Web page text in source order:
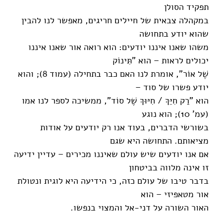
תפקיד הסולן
במקהלה צבאית של חיילים חריגים, מאפשר לנו להבין
שהוא יודע בתחושה
משהו שאנו איננו יודעים: הוא רואה אור שאנו איננו
יכולים לראות – הוא "תִּינוֹק
שֶׁל אוֹר", אומרת לנו האם כבר בתחילה (עמוד 8); והוא
יודע פשרו של סוד –
הוא "רַק חִיֵּךְ / חִיּוּךְ שֶׁל סוֹד", ממשיכה לספר לנו אמו
(עמ' 10); הוא נוגע
בשורשי הדברים, בעוד אנו רק יודעים על אודות
מציאותם. התחושה היא שגם
אם אנו יודעים שיש עולם שאיננו מכירים – עדיין ידיעה
זו אינה מלווה בביטחון
בדבר טיבו של עולם כזה, כי הידיעה היא לוגית ונטולת
אור מטאפיזי – הוא
האור השורה על דני-אל והמצוי בנפשו.